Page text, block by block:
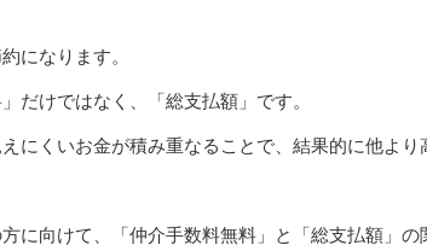
になります。
だけではなく、「総支払額」です。
にくいお金が積み重なることで、結果的に他よ
に向けて、「仲介手数料無料」と「総支払額」